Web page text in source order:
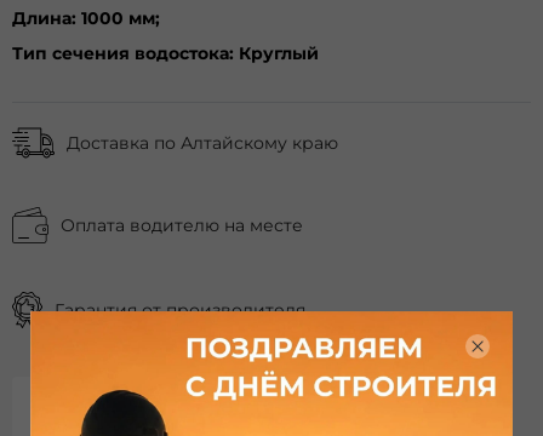
Длина: 1000 мм;
Тип сечения водостока: Круглый
Доставка по Алтайскому краю
Оплата водителю на месте
Гарантия от производителя
Инструкция по монтажу
Скачать в PDF